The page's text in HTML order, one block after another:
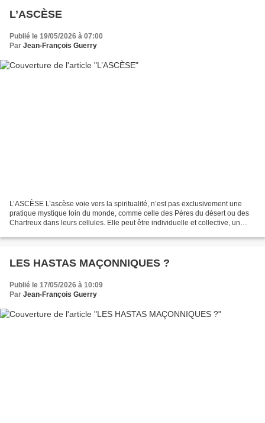
L’ASCÈSE
Publié le 19/05/2026 à 07:00
Par Jean-François Guerry
L’ASCÈSE L’ascèse voie vers la spiritualité, n’est pas exclusivement une
pratique mystique loin du monde, comme celle des Pères du désert ou des
Chartreux dans leurs cellules. Elle peut être individuelle et collective, un
LES HASTAS MAÇONNIQUES ?
Publié le 17/05/2026 à 10:09
Par Jean-François Guerry